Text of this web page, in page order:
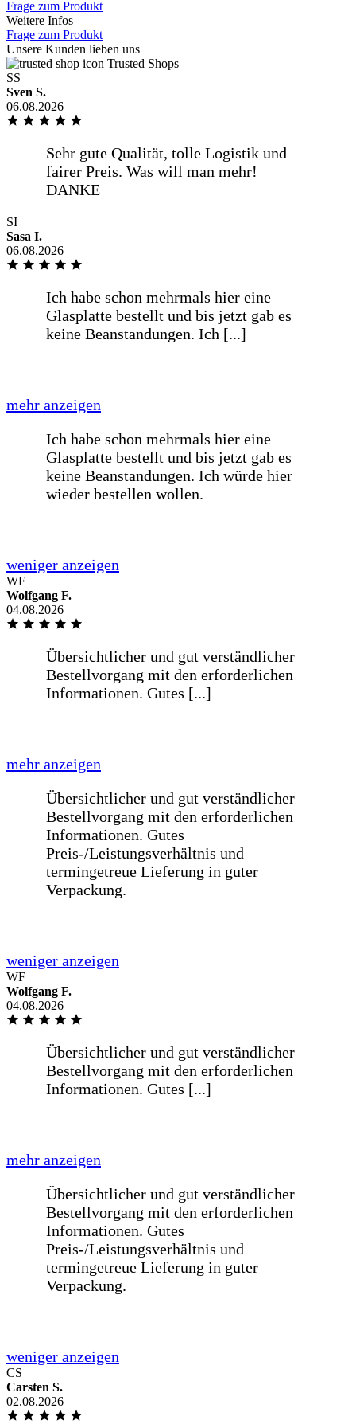
Frage zum Produkt
Weitere Infos
Frage zum Produkt
Unsere Kunden lieben uns
Trusted Shops
SS
Sven S.
06.08.2026
SI
Sasa I.
06.08.2026
Ich habe schon mehrmals hier eine
Glasplatte bestellt und bis jetzt gab es
keine Beanstandungen. Ich [...]
mehr anzeigen
Glasplatte bestellt und bis jetzt gab es
keine Beanstandungen. Ich würde hier
wieder bestellen wollen.
weniger anzeigen
WF
Wolfgang F.
04.08.2026
Übersichtlicher und gut verständlicher
Bestellvorgang mit den erforderlichen
Informationen. Gutes [...]
mehr anzeigen
Bestellvorgang mit den erforderlichen
Informationen. Gutes
Preis-/Leistungsverhältnis und
termingetreue Lieferung in guter
Verpackung.
WF
Wolfgang F.
04.08.2026
Übersichtlicher und gut verständlicher
Informationen. Gutes [...]
Informationen. Gutes
termingetreue Lieferung in guter
Verpackung.
weniger anzeigen
CS
Carsten S.
02.08.2026
einen Tisch innerhalb von einer Woche
nach Bestellung. [...]
mehr anzeigen
Schnelle Lieferung einer Glasplatte für
einen Tisch innerhalb von einer Woche
nach Bestellung. Passt auf den
weniger anzeigen
Liebes BE-GLASS-Team,meine Scheibe
in der Wohnzimmer zerbrach und auf
der Suche nach einem passenden [...]
in der Wohnzimmer zerbrach und auf
bin ich bei Google auf euch aufmerksam
geworden. Ich war irgendwie noch am
überlegen, ob es Plexiglas vom